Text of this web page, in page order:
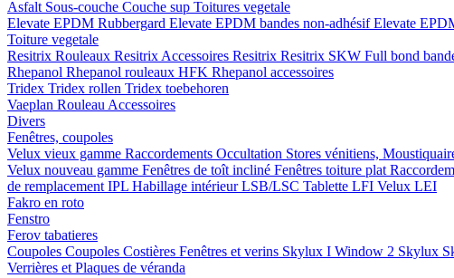
Asfalt Sous-couche Couche sup Toitures vegetale
Elevate EPDM Rubbergard Elevate EPDM bandes non-adhésifElevate
Toiture vegetale
Resitrix Rouleaux Resitrix Accessoires Resitrix Resitrix SKW Full bond
Rhepanol Rhepanol rouleaux HFK Rhepanol accessoires
Tridex Tridex rollen Tridex toebehoren
Vaeplan Rouleau Accessoires
Divers
Fenêtres, coupoles
Velux vieux gamme Raccordements Occultation Stores vénitiens,
Velux nouveau gamme Fenêtres de toît incliné Fenêtres toiture plat
de remplacement IPL Habillage intérieur LSB/LSC Tablette LFI Velux LEI
Fakro en roto
Fenstro
Ferov tabatieres
Coupoles Coupoles Costières Fenêtres et verins Skylux I Window 2 Skylux
Verrières et Plaques de véranda